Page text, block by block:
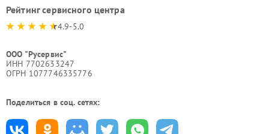
Рейтинг сервисного центра
4.9-5.0
ООО "Русервис"
ИНН 7702633247
ОГРН 1077746335776
Поделиться в соц. сетях: